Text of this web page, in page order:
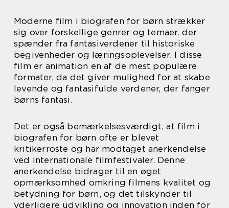
Moderne film i biografen for børn strækker
sig over forskellige genrer og temaer, der
spænder fra fantasiverdener til historiske
begivenheder og læringsoplevelser. I disse
film er animation en af de mest populære
formater, da det giver mulighed for at skabe
levende og fantasifulde verdener, der fanger
børns fantasi.
Det er også bemærkelsesværdigt, at film i
biografen for børn ofte er blevet
kritikerroste og har modtaget anerkendelse
ved internationale filmfestivaler. Denne
anerkendelse bidrager til en øget
opmærksomhed omkring filmens kvalitet og
betydning for børn, og det tilskynder til
yderligere udvikling og innovation inden for